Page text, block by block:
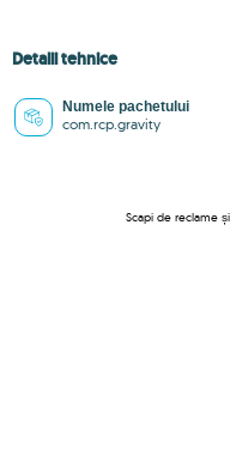
Detalii tehnice
Numele pachetului
com.rcp.gravity
Scapi de reclame